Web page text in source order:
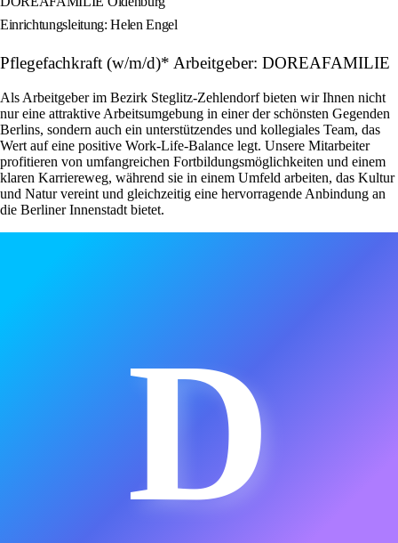
Einrichtungsleitung: Helen Engel
Pflegefachkraft (w/m/d)* Arbeitgeber: DOREAFAMILIE
Als Arbeitgeber im Bezirk Steglitz-Zehlendorf bieten wir Ihnen nicht
nur eine attraktive Arbeitsumgebung in einer der schönsten Gegenden
Berlins, sondern auch ein unterstützendes und kollegiales Team, das
Wert auf eine positive Work-Life-Balance legt. Unsere Mitarbeiter
profitieren von umfangreichen Fortbildungsmöglichkeiten und einem
klaren Karriereweg, während sie in einem Umfeld arbeiten, das Kultur
und Natur vereint und gleichzeitig eine hervorragende Anbindung an
die Berliner Innenstadt bietet.
D